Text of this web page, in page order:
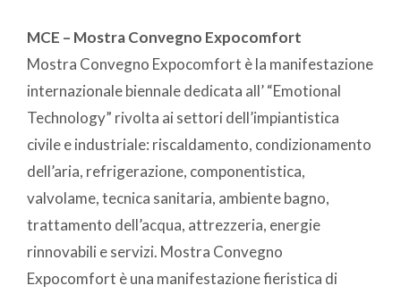
MCE – Mostra Convegno Expocomfort
Mostra Convegno Expocomfort è la manifestazione
internazionale biennale dedicata all’ “Emotional
Technology” rivolta ai settori dell’impiantistica
civile e industriale: riscaldamento, condizionamento
dell’aria, refrigerazione, componentistica,
valvolame, tecnica sanitaria, ambiente bagno,
trattamento dell’acqua, attrezzeria, energie
rinnovabili e servizi. Mostra Convegno
Expocomfort è una manifestazione fieristica di